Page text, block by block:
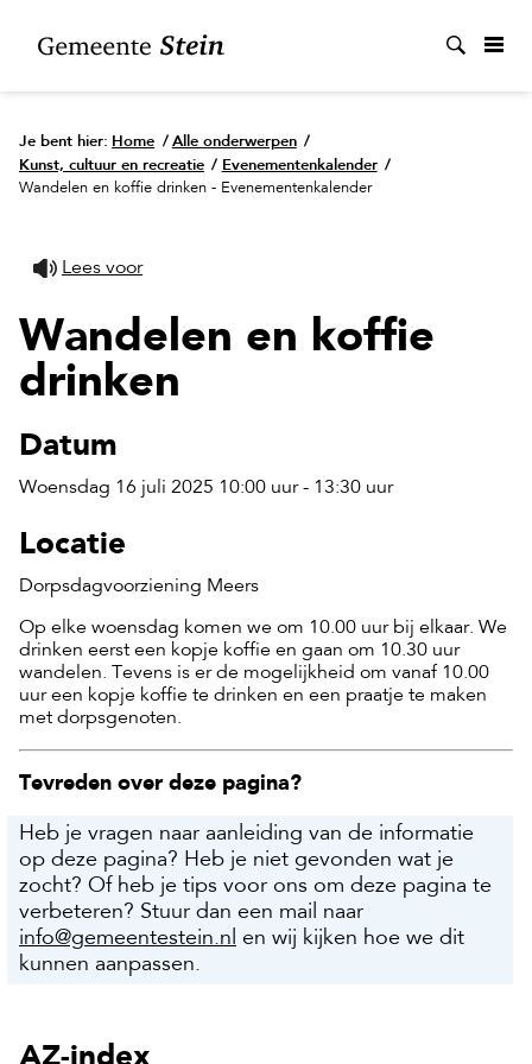
Je bent hier: Home / Alle onderwerpen /
Kunst, cultuur en recreatie / Evenementenkalender /
Wandelen en koffie drinken - Evenementenkalender
Lees voor
Wandelen en koffie
drinken
Datum
Woensdag 16 juli 2025 10:00 uur - 13:30 uur
Locatie
Dorpsdagvoorziening Meers
Op elke woensdag komen we om 10.00 uur bij elkaar. We
drinken eerst een kopje koffie en gaan om 10.30 uur
wandelen. Tevens is er de mogelijkheid om vanaf 10.00
uur een kopje koffie te drinken en een praatje te maken
met dorpsgenoten.
Tevreden over deze pagina?
Heb je vragen naar aanleiding van de informatie
op deze pagina? Heb je niet gevonden wat je
zocht? Of heb je tips voor ons om deze pagina te
verbeteren? Stuur dan een mail naar
info@gemeentestein.nl
en wij kijken hoe we dit
kunnen aanpassen.
AZ-index